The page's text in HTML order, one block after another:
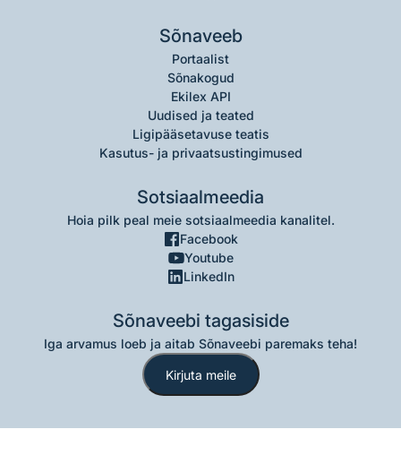
Sõnaveeb
Portaalist
Sõnakogud
Ekilex API
Uudised ja teated
Ligipääsetavuse teatis
Kasutus- ja privaatsustingimused
Sotsiaalmeedia
Hoia pilk peal meie sotsiaalmeedia kanalitel.
Facebook
Youtube
LinkedIn
Sõnaveebi tagasiside
Iga arvamus loeb ja aitab Sõnaveebi paremaks teha!
Kirjuta meile